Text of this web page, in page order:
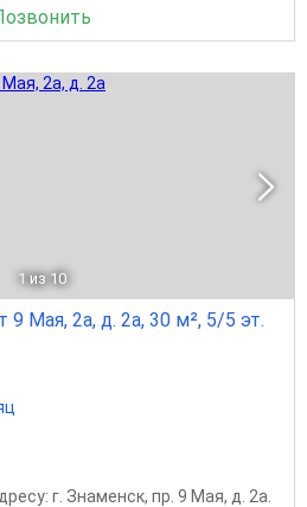
1 из 10
9 Мая, 2а, д. 2а, 30 м², 5/5 эт.
г. Знаменск, пр. 9 Мая, д. 2а.